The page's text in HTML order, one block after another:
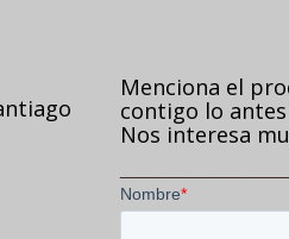
Menciona el
contigo lo
Nos interesa